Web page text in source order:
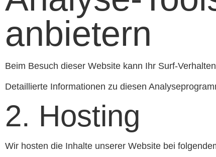
anbietern
Beim Besuch dieser Website kann Ihr Surf-
Detaillierte Informationen zu diesen
2. Hosting
Wir hosten die Inhalte unserer Website bei